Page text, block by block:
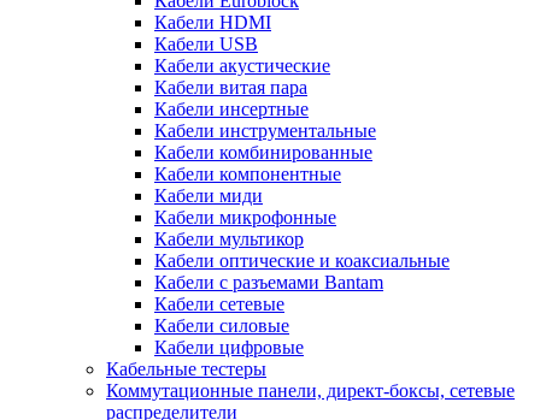
Кабели HDMI
Кабели USB
Кабели акустические
Кабели витая пара
Кабели инсертные
Кабели инструментальные
Кабели комбинированные
Кабели компонентные
Кабели миди
Кабели микрофонные
Кабели мультикор
Кабели оптические и коаксиальные
Кабели с разъемами Bantam
Кабели сетевые
Кабели силовые
Кабели цифровые
Кабельные тестеры
Коммутационные панели, директ-боксы, сетевые
распределители